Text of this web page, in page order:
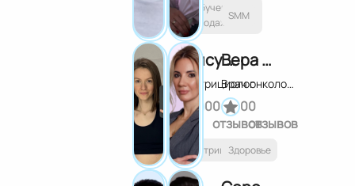
Обучение
продажам
SMM
Алсу Хузина
Нутрициолог
00
отзывов
Нутрициология
Вера Диденко
Врач онколог-маммолог, мультимодальный диагност
00
отзывов
Здоровье